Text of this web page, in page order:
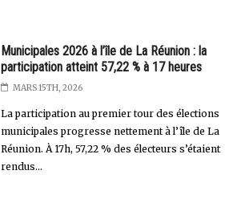
Municipales 2026 à l’île de La Réunion : la
participation atteint 57,22 % à 17 heures
MARS 15TH, 2026
La participation au premier tour des élections
municipales progresse nettement à l’île de La
Réunion. À 17h, 57,22 % des électeurs s’étaient
rendus...